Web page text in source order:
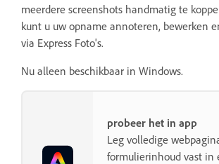
meerdere screenshots handmatig te
kunt u uw opname annoteren, bewerken
via Express Foto's.
Nu alleen beschikbaar in Windows.
probeer het in app
Leg volledige
formulierinhoud vast in